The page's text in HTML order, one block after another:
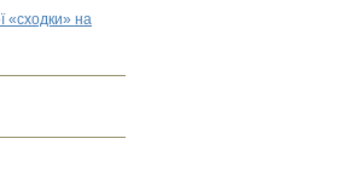
«сходки» на